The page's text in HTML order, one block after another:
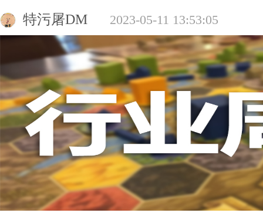
特污屠DM 2023-05-11 13:53:05